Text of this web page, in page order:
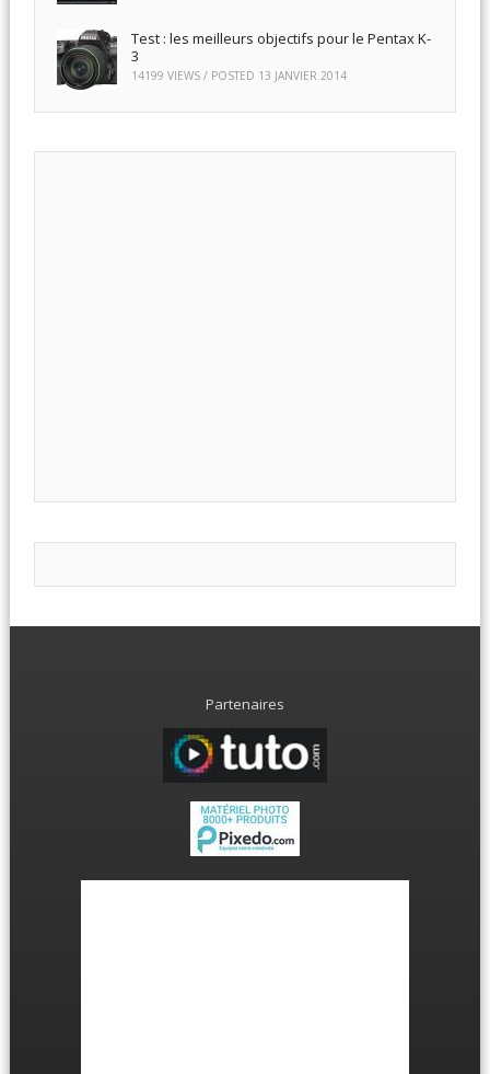
Test : les meilleurs objectifs pour le Pentax K-
3
14199 VIEWS / POSTED 13 JANVIER 2014
Partenaires